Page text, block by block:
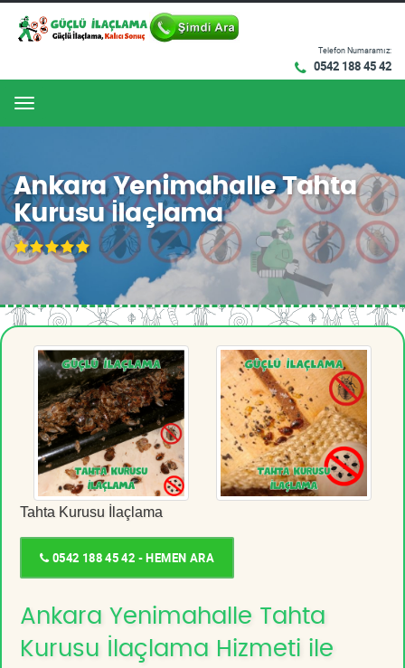
Telefon Numaramız:
0542 188 45 42
Menu
Ankara Yenimahalle Tahta
Kurusu İlaçlama
Tahta Kurusu İlaçlama
0542 188 45 42 - HEMEN ARA
Ankara Yenimahalle Tahta
Kurusu İlaçlama Hizmeti ile